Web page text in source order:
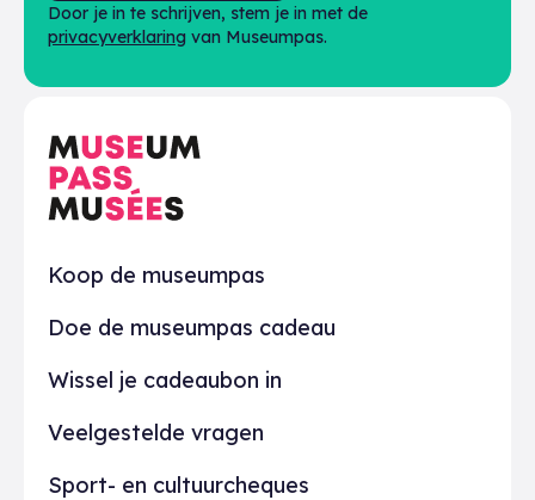
Praktisch
Koop de museumpas
Doe de museumpas cadeau
Wissel je cadeaubon in
Veelgestelde vragen
Sport- en cultuurcheques
Door je in te schrijven, stem je in met de
privacyverklaring van Museumpas.